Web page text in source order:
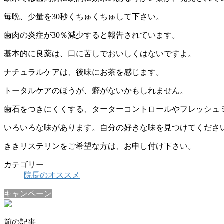
毎晩、少量を30秒くちゅくちゅして下さい。
歯肉の炎症が30％減少すると報告されています。
基本的に良薬は、口に苦しでおいしくはないですよ。
ナチュラルケアは、後味にお茶を感じます。
トータルケアのほうが、癖がないかもしれません。
歯石をつきにくくする、ターターコントロールやフレッシュ
いろいろな味があります。自分の好きな味を見つけてくださ
ききリステリンをご希望な方は、お申し付け下さい。
カテゴリー
院長のオススメ
キャンペーン
前の記事